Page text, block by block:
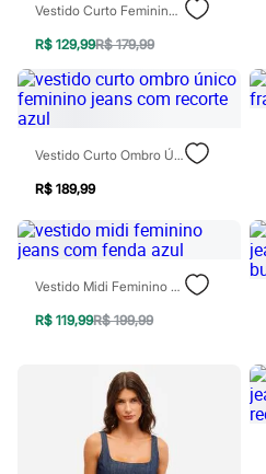
Sapatos
Sandálias e Papetes
Tênis
Moda esportiva
Acessórios
Bermudas
Camisetas
Calças
Regatas
Cuecas
Meias
Moda praia
Personagens
Plus size
Casacos e Jaquetas
Moda esportiva
Shorts e Bermudas
Vestido Curto Feminino Jeans Com Recortes Azul
R$ 129,99R$ 179,99
Vestido Curto Ombro Único Feminino Jeans Com Recorte Azul
R$ 189,99
Vestido Midi Feminino Jeans Com Fenda Azul
R$ 119,99R$ 199,99